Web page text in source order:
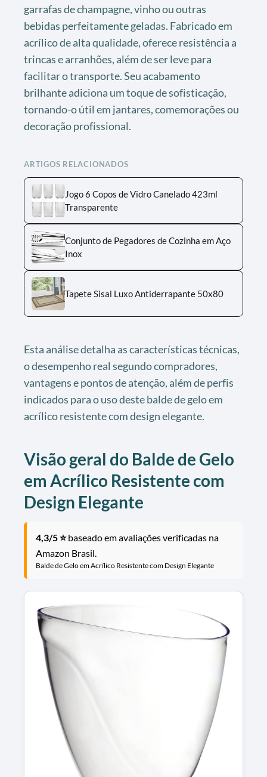
garrafas de champagne, vinho ou outras
bebidas perfeitamente geladas. Fabricado em
acrílico de alta qualidade, oferece resistência a
trincas e arranhões, além de ser leve para
facilitar o transporte. Seu acabamento
brilhante adiciona um toque de sofisticação,
tornando-o útil em jantares, comemorações ou
decoração profissional.
ARTIGOS RELACIONADOS
Jogo 6 Copos de Vidro Canelado 423ml
Transparente
Conjunto de Pegadores de Cozinha em Aço
Inox
Tapete Sisal Luxo Antiderrapante 50x80
Esta análise detalha as características técnicas,
o desempenho real segundo compradores,
vantagens e pontos de atenção, além de perfis
indicados para o uso deste balde de gelo em
acrílico resistente com design elegante.
Visão geral do Balde de Gelo
em Acrílico Resistente com
Design Elegante
4,3/5 ⭐baseado em avaliações verificadas na
Amazon Brasil.
Balde de Gelo em Acrílico Resistente com Design Elegante